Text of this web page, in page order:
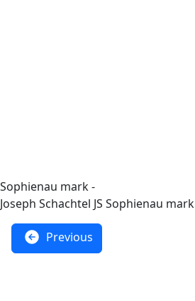
Sophienau mark -
Joseph Schachtel JS Sophienau mark
Previous